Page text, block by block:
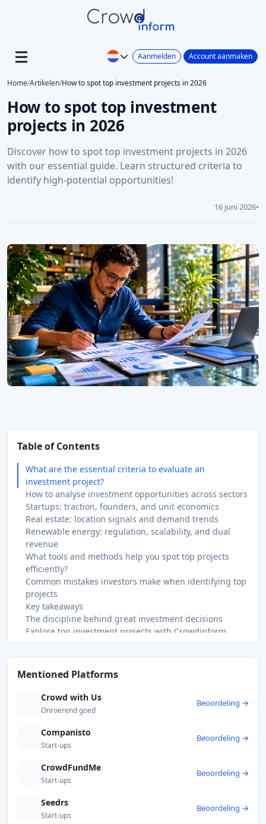
Aanmelden Account aanmaken
Home/Artikelen/How to spot top investment projects in 2026
How to spot top investment
projects in 2026
Discover how to spot top investment projects in 2026
with our essential guide. Learn structured criteria to
identify high-potential opportunities!
16 juni 2026•
Table of Contents
What are the essential criteria to evaluate an
investment project?
How to analyse investment opportunities across sectors
Startups: traction, founders, and unit economics
Real estate: location signals and demand trends
Renewable energy: regulation, scalability, and dual
revenue
What tools and methods help you spot top projects
efficiently?
Common mistakes investors make when identifying top
projects
Key takeaways
The discipline behind great investment decisions
Explore top investment projects with Crowdinform
FAQ
What is the most important factor when evaluating
investment projects?
How do I assess investment risks in a startup?
What makes renewable energy projects worth investing
How do I compare investment opportunities across
different sectors?
What is a "rough diamond" investment opportunity?
Mentioned Platforms
Crowd with Us
Onroerend goed
Beoordeling →
Companisto
Start-ups
Beoordeling →
CrowdFundMe
Start-ups
Beoordeling →
Seedrs
Start-ups
Beoordeling →